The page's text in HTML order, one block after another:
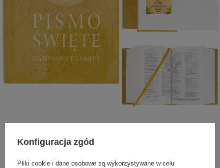
Konfiguracja zgód
Pliki cookie i dane osobowe są wykorzystywane w celu